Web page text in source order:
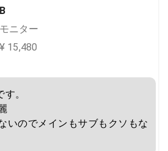
B
モニター
¥ 15,480
。
いのでメインもサブもクソもな